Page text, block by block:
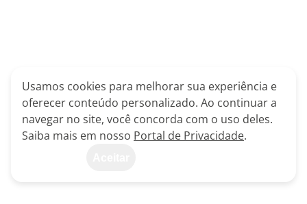
Usamos cookies para melhorar sua experiência e
oferecer conteúdo personalizado. Ao continuar a
navegar no site, você concorda com o uso deles.
Saiba mais em nosso Portal de Privacidade.